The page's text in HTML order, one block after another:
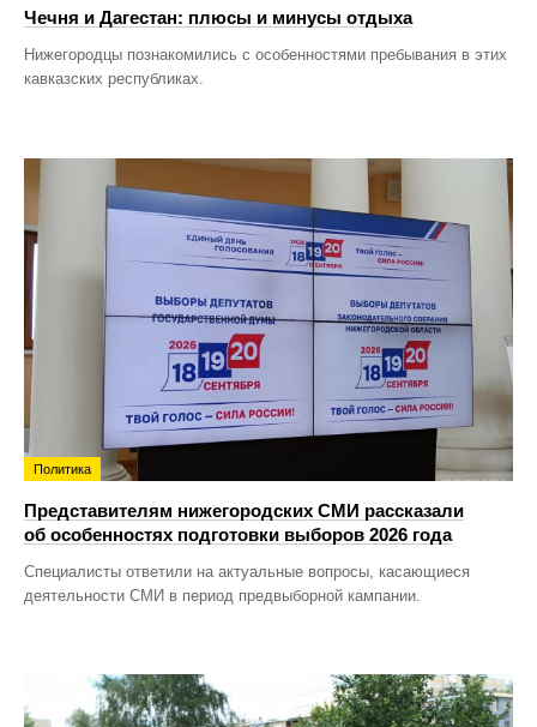
Чечня и Дагестан: плюсы и минусы отдыха
Нижегородцы познакомились с особенностями пребывания в этих
кавказских республиках.
Политика
Представителям нижегородских СМИ рассказали
об особенностях подготовки выборов 2026 года
Специалисты ответили на актуальные вопросы, касающиеся
деятельности СМИ в период предвыборной кампании.